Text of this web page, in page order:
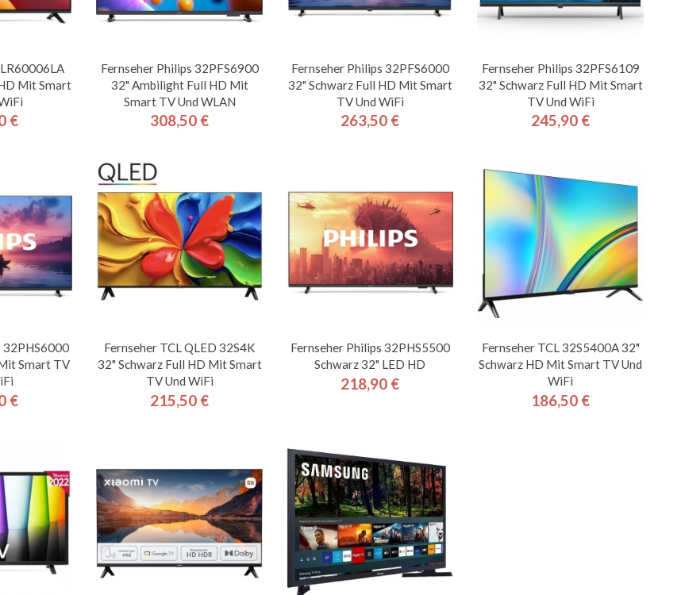
Mit Smart
€
Fernseher Philips 32PFS6900
32" Ambilight Full HD Mit
Smart TV Und WLAN
Preis
308,50 €
Fernseher Philips 32PFS6000
32" Schwarz Full HD Mit Smart
TV Und WiFi
Preis
263,50 €
Fernseher Philips 32PFS6109
32" Schwarz Full HD Mit Smart
TV Und WiFi
Preis
245,90 €
32PHS6000
Smart TV
€
Fernseher TCL QLED 32S4K
32" Schwarz Full HD Mit Smart
TV Und WiFi
Preis
215,50 €
Fernseher Philips 32PHS5500
Schwarz 32" LED HD
Preis
218,90 €
Fernseher TCL 32S5400A 32"
Schwarz HD Mit Smart TV Und
WiFi
Preis
186,50 €